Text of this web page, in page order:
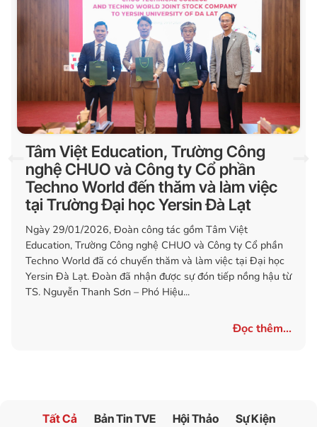
Tâm Việt Education, Trường Công
nghệ CHUO và Công ty Cổ phần
Techno World đến thăm và làm việc
tại Trường Đại học Yersin Đà Lạt
Ngày 29/01/2026, Đoàn công tác gồm Tâm Việt
Education, Trường Công nghệ CHUO và Công ty Cổ phần
Techno World đã có chuyến thăm và làm việc tại Đại học
Yersin Đà Lạt. Đoàn đã nhận được sự đón tiếp nồng hậu từ
TS. Nguyễn Thanh Sơn – Phó Hiệu...
Đọc thêm...
Bản Tin TVE Hội Thảo Sự Kiện
Tất Cả